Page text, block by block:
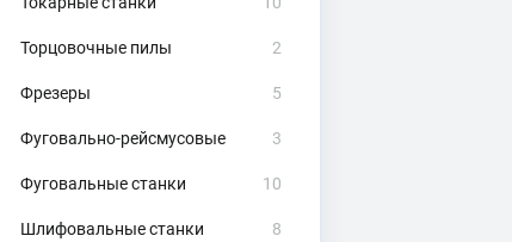
Торцовочные пилы 2
Фрезеры 5
Фуговально-рейсмусовые 3
Фуговальные станки 10
Шлифовальные станки 8